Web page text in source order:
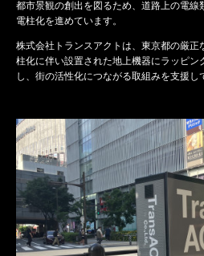
都市景観の創出を図るため、道路上の電
電柱化を進めています。
株式会社トランスアクトは、東京都の厳
柱化に伴い設置された地上機器にラッピン
し、街の活性化につながる取組みを支援し